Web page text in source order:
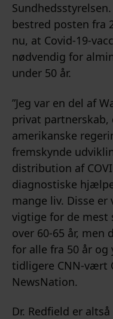
bestred posten fra
nu, at Covid-19-
nødvendig for
under 50 år.
”Jeg var en del af
privat partnerskab,
amerikanske
fremskynde
distribution af
diagnostiske
mange liv. Disse er
vigtige for de mest
over 60-65 år,
for alle fra 50 år og
tidligere CNN-vært
NewsNation.
Dr. Redfield er